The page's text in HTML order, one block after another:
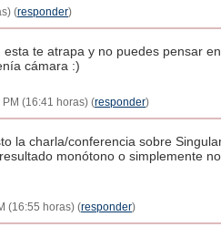
(responder)
te atrapa y no puedes pensar
cámara :)
(16:41 horas) (responder)
la charla/conferencia sobre
monótono o simplemente
(16:55 horas) (responder)